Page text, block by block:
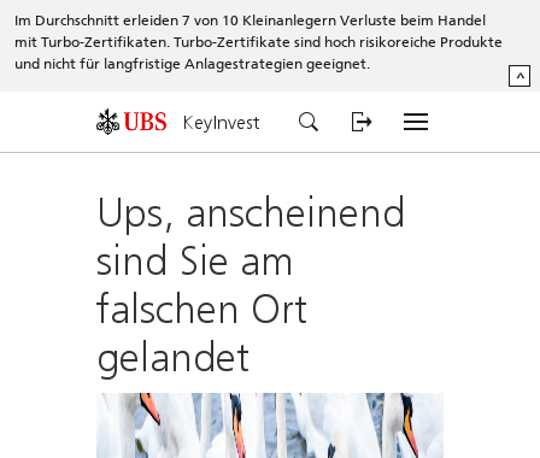
Im Durchschnitt erleiden 7 von 10 Kleinanlegern Verluste beim Handel
mit Turbo-Zertifikaten. Turbo-Zertifikate sind hoch risikoreiche Produkte
und nicht für langfristige Anlagestrategien geeignet.
^
KeyInvest
Ups, anscheinend
sind Sie am
falschen Ort
gelandet